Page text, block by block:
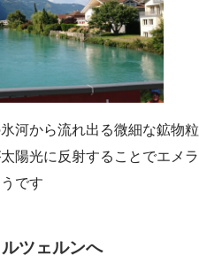
河から流れ出る微細な鉱物粒
陽光に反射することでエメラ
です
ツェルンへ